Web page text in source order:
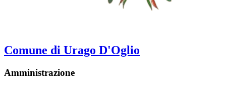
Comune di Urago D'Oglio
Amministrazione